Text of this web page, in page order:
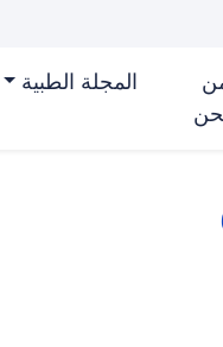
المجلة الطبية